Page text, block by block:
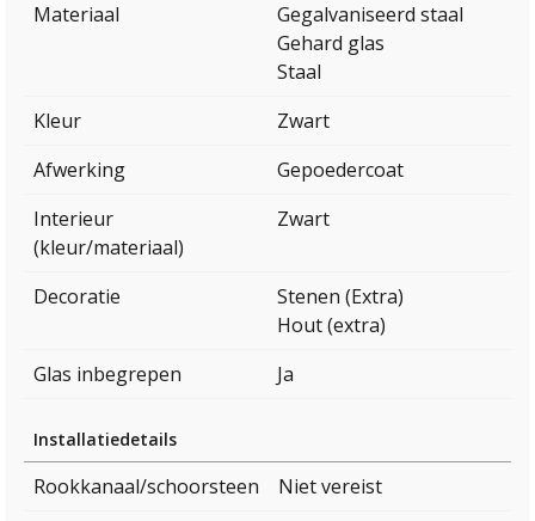
Materiaal
Gegalvaniseerd staal
Gehard glas
Staal
Kleur
Zwart
Afwerking
Gepoedercoat
Interieur
(kleur/materiaal)
Zwart
Decoratie
Stenen (Extra)
Hout (extra)
Glas inbegrepen
Ja
Installatiedetails
Rookkanaal/schoorsteen
Niet vereist